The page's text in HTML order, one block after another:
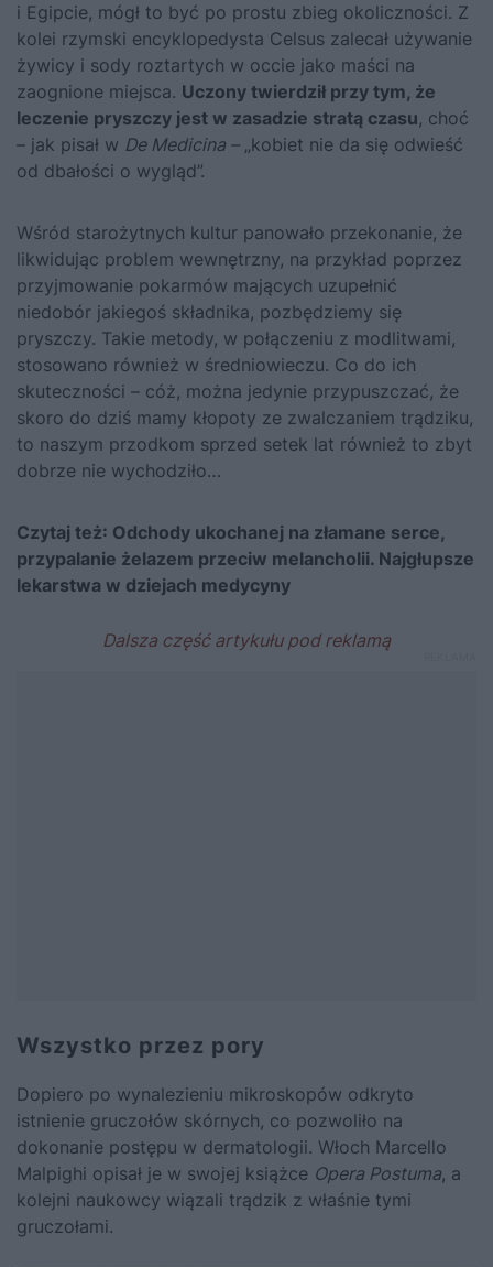
i Egipcie, mógł to być po prostu zbieg okoliczności. Z
kolei rzymski encyklopedysta Celsus zalecał używanie
żywicy i sody roztartych w occie jako maści na
zaognione miejsca. Uczony twierdził przy tym, że
leczenie pryszczy jest w zasadzie stratą czasu, choć
– jak pisał w De Medicina –„kobiet nie da się odwieść
od dbałości o wygląd”.
Wśród starożytnych kultur panowało przekonanie, że
likwidując problem wewnętrzny, na przykład poprzez
przyjmowanie pokarmów mających uzupełnić
niedobór jakiegoś składnika, pozbędziemy się
pryszczy. Takie metody, w połączeniu z modlitwami,
stosowano również w średniowieczu. Co do ich
skuteczności – cóż, można jedynie przypuszczać, że
skoro do dziś mamy kłopoty ze zwalczaniem trądziku,
to naszym przodkom sprzed setek lat również to zbyt
dobrze nie wychodziło…
Czytaj też: Odchody ukochanej na złamane serce,
przypalanie żelazem przeciw melancholii. Najgłupsze
lekarstwa w dziejach medycyny
Wszystko przez pory
Dopiero po wynalezieniu mikroskopów odkryto
istnienie gruczołów skórnych, co pozwoliło na
dokonanie postępu w dermatologii. Włoch Marcello
Malpighi opisał je w swojej książce Opera Postuma, a
kolejni naukowcy wiązali trądzik z właśnie tymi
gruczołami.